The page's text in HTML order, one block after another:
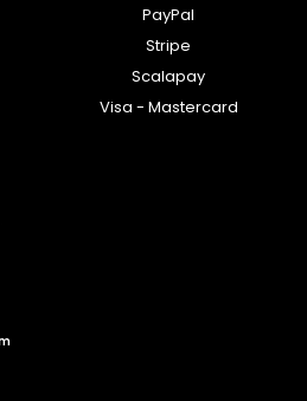
PayPal
Stripe
Scalapay
Visa - Mastercard